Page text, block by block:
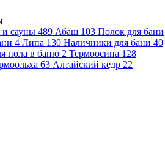
и сауны 489 Абаш 103 Полок для бани
4 Липа 130 Наличники для бани 40
пола в баню 2 Термоосина 128
63 Алтайский кедр 22